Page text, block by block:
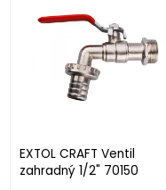
EXTOL CRAFT Ventil
zahradný 1/2" 70150